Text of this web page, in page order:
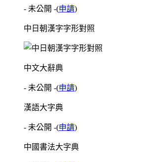
- 未公開 -(申請)
中日朝漢字字形對照
中文大辭典
- 未公開 -(申請)
漢語大字典
- 未公開 -(申請)
中國書法大字典